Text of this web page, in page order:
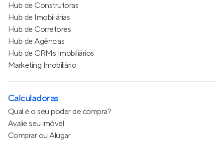
Hub de Construtoras
Hub de Imobiliárias
Hub de Corretores
Hub de Agências
Hub de CRMs Imobiliários
Marketing Imobiliário
Calculadoras
Qual é o seu poder de compra?
Avalie seu imóvel
Comprar ou Alugar